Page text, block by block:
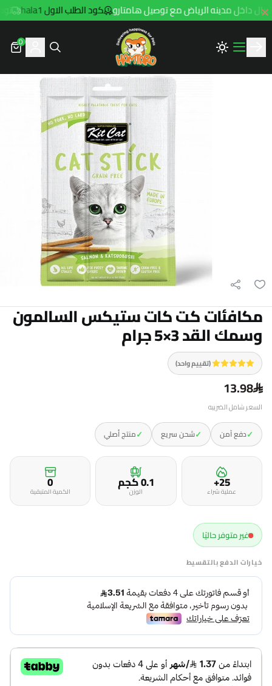
كود الطلب الاول hala1 توصيل
Hamtaro
0
مكافئات كت كات ستيكس السالمون
وسمك القد 3×5 جرام
(تقييم واحد)
13.98
السعر شامل الضريبه
✓دفع آمن ✓شحن سريع ✓منتج أصلي
25+
عملية شراء 0.1 كجمالوزن 0
الكمية المتبقية
غير متوفر حاليًا
خيارات الدفع بالتقسيط